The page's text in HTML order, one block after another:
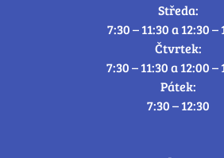
Středa:
7:30 – 11:30 a 12:30 –
Čtvrtek:
7:30 – 11:30 a 12:00 –
Pátek:
7:30 – 12:30